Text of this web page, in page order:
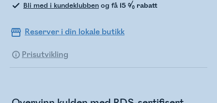
Bli med i kundeklubben og få 15 % rabatt
Reserver i din lokale butikk
Prisutvikling